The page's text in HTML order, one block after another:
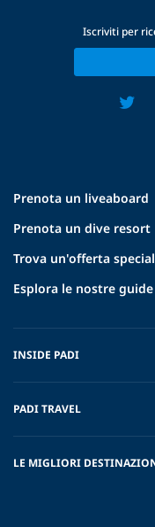
Prenota un liveaboard
Prenota un dive resort
Trova un'offerta
Esplora le nostre
INSIDE PADI
PADI TRAVEL
LE MIGLIORI
Iscriviti per